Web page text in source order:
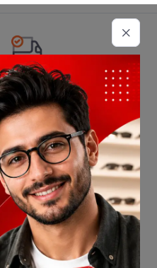
تحویل
اطلاعات تماس
02177116909
info@civiliha.com
ارسال فوری در